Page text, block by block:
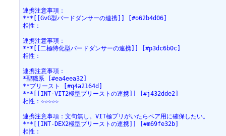
連携注意事項：
***[[GvG型バードダンサーの連携]] [#o62b4d06]
相性：
連携注意事項：
***[[二極特化型バードダンサーの連携]] [#p3dc6b0c]
相性：
連携注意事項：
*聖職系 [#ea4eea32]
**プリースト [#q4a2164d]
***[[INT-VIT2極型プリーストの連携]] [#j432dde2]
相性：☆☆☆☆☆
連携注意事項：文句無し。VIT極プリがいたらペア用に確保したい。
***[[INT-DEX2極型プリーストの連携]] [#m69fe32b]
相性：